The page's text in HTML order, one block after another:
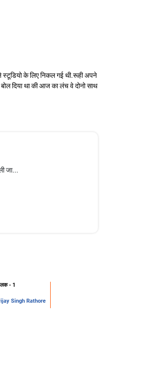
स्टूडियो के लिए निकल गई थी.रूही अपने
दिया था की आज का लंच वे दोनो साथ
जा...
- 1
Singh Rathore